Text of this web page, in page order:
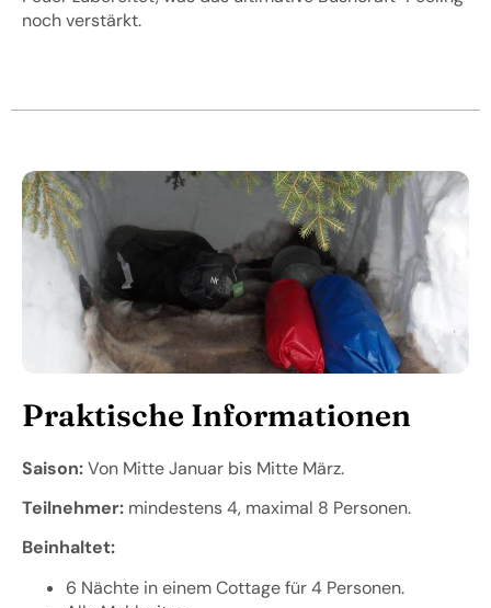
noch verstärkt.
Praktische Informationen
Saison:Von Mitte Januar bis Mitte März.
Teilnehmer: mindestens 4, maximal 8 Personen.
Beinhaltet:
6 Nächte in einem Cottage für 4 Personen.